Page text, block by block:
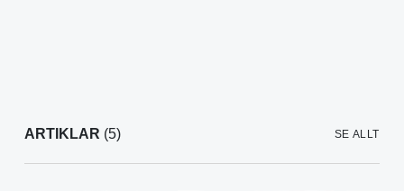
ARTIKLAR (5) SE ALLT